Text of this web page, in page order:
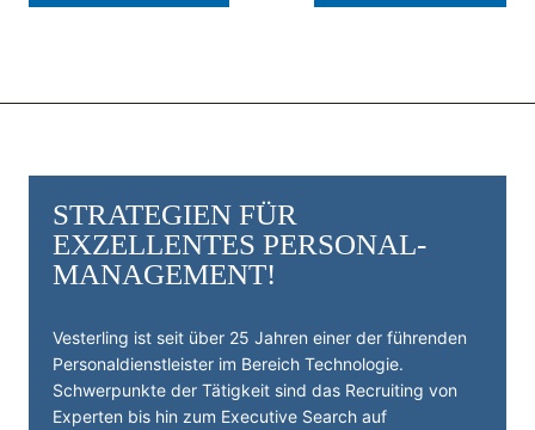
STRATEGIEN FÜR
EXZELLENTES PERSONAL­
MANAGEMENT!
Vesterling ist seit über 25 Jahren einer der führenden
Personal­dienst­leister im Bereich Technologie.
Schwerpunkte der Tätigkeit sind das Recruiting von
Experten bis hin zum Executive Search auf